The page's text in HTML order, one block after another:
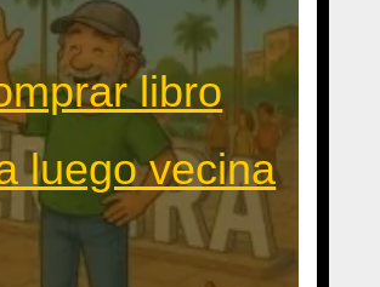
libro
luego vecina